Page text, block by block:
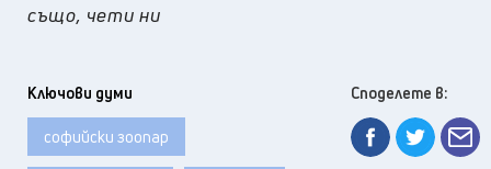
също, чети ни
Ключови думи
софийски зоопар
Споделете в: